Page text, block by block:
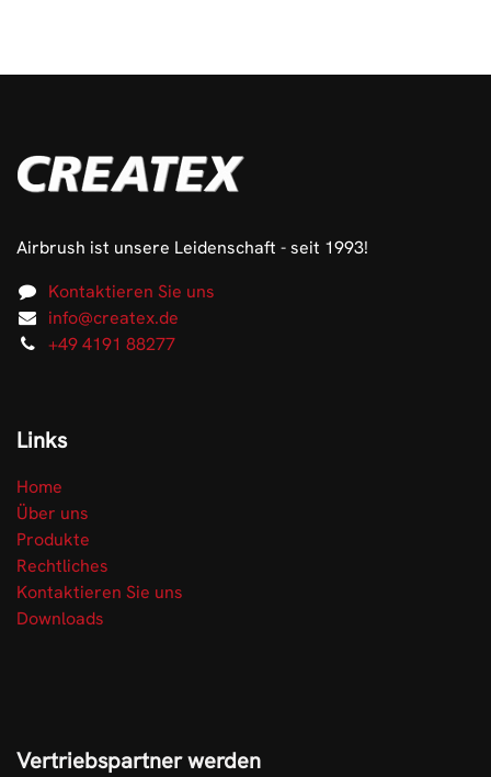
Airbrush ist unsere Leidenschaft - seit 1993!
Kontaktieren Sie uns
info@createx.de
+49 4191 88277
Links
Home
Über uns
Produkte
Rechtliches
Kontaktieren Sie uns
Downloads
Vertriebspartner werden